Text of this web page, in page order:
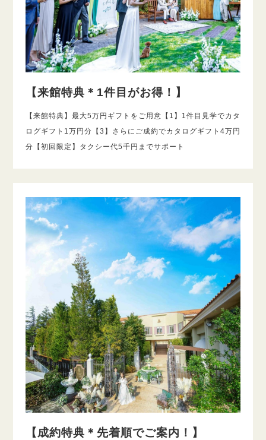
【来館特典＊1件目がお得！】
【来館特典】最大5万円ギフトをご用意【1】1件目見学でカタ
ログギフト1万円分【3】さらにご成約でカタログギフト4万円
分【初回限定】タクシー代5千円までサポート
【成約特典＊先着順でご案内！】